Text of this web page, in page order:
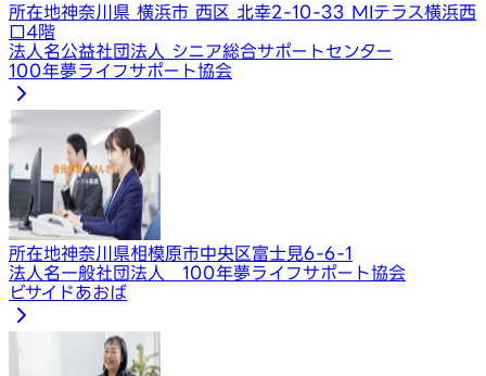
所在地神奈川県 横浜市 西区 北幸2-10-33 MIテラス横浜西
口4階
法人名公益社団法人 シニア総合サポートセンター
100年夢ライフサポート協会
所在地神奈川県相模原市中央区富士見6-6-1
法人名一般社団法人 100年夢ライフサポート協会
ビサイドあおば